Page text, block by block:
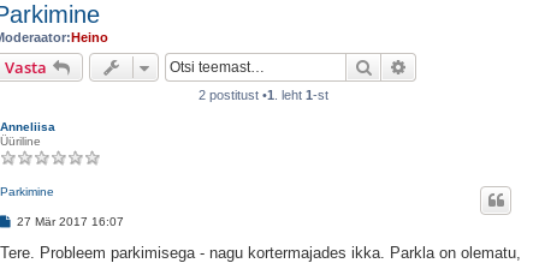
Heino
Vasta Otsi
2 postitust •1 . leht 1-st
Anneliisa
Üüriline
Parkimine
P
s
27 Mär 2017 16:07
Tere. Probleem parkimisega - nagu kortermajades ikka. Parkla on olematu,